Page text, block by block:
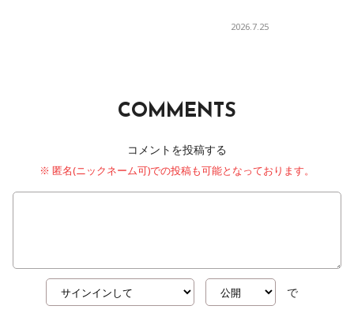
2026.7.25
COMMENTS
コメントを投稿する
※ 匿名(ニックネーム可)での投稿も可能となっております。
で